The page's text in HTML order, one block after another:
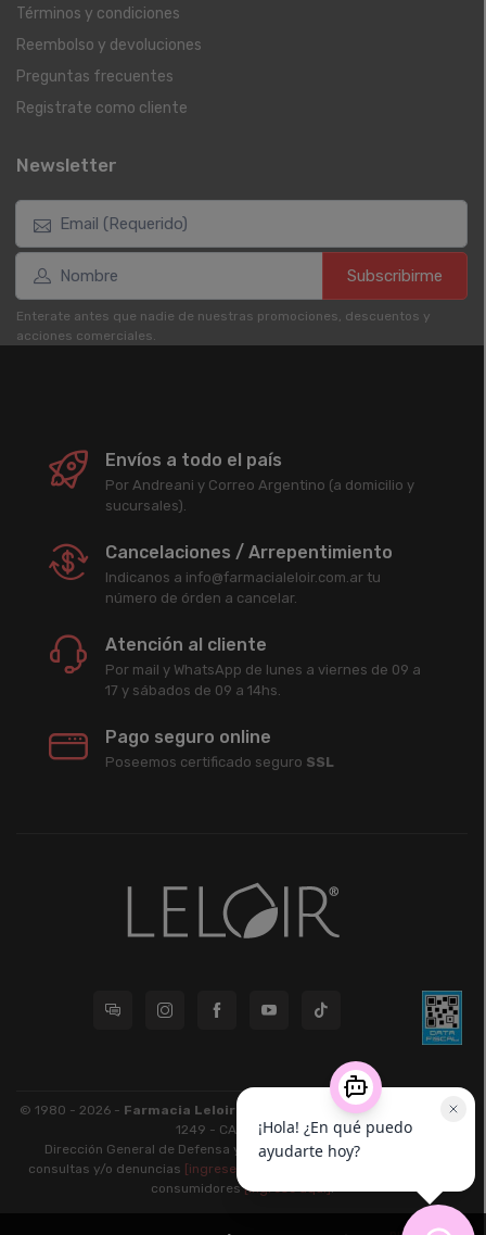
Términos y condiciones
Reembolso y devoluciones
Preguntas frecuentes
Registrate como cliente
Newsletter
Subscribirme
Enterate antes que nadie de nuestras promociones, descuentos y
acciones comerciales.
Envíos a todo el país
Por Andreani y Correo Argentino (a domicilio y
sucursales).
Cancelaciones / Arrepentimiento
Indicanos a info@farmacialeloir.com.ar tu
número de órden a cancelar.
Atención al cliente
Por mail y WhatsApp de lunes a viernes de 09 a
17 y sábados de 09 a 14hs.
Pago seguro online
Poseemos certificado seguro SSL
© 1980 - 2026 - Farmacia Leloir S.R.L.
| CUIT 33609220789 - Larrea
1249 - CABA - CP 1117
Dirección General de Defensa y Protección al Consumidor: Para
consultas y/o denuncias [ingrese aquí]
consumidores[ingrese aquí].